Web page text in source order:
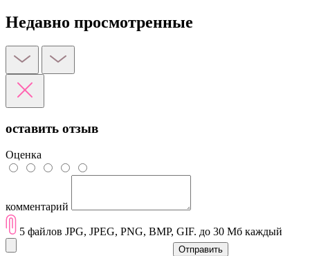
Недавно просмотренные
оставить отзыв
Оценка
комментарий
5 файлов JPG, JPEG, PNG, BMP, GIF. до 30 Мб каждый
Отправить